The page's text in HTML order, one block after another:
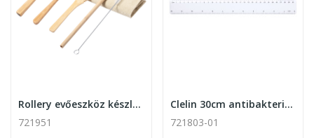
Rollery evőeszköz készlet , natúr
721951
Clelin 30cm antibakteriális vonalzó , fehér
721803-01